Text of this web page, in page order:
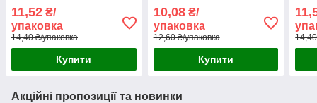
11,52 ₴/
упаковка
14,40 ₴/упаковка
Купити
10,08₴/
упаковка
12,60 ₴/упаковка
Купити
Акційні пропозиції та новинки